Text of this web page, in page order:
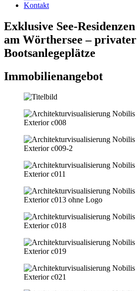
Kontakt
Exklusive See-
am Wörthersee –
Bootsanlegeplätze
Immobilienangebot